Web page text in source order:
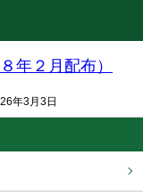
年２月配布）
年3月3日